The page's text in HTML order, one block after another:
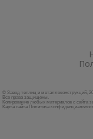
© Завод теплиц и металлоконструкций,
Все права защищены.
Копирование любых материалов с сайта
Карта сайта Политика